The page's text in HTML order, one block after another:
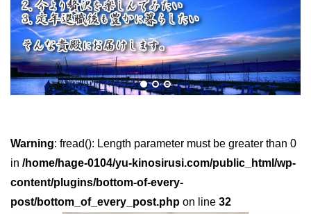
Warning: fread(): Length parameter must be greater than 0
in /home/hage-0104/yu-kinosirusi.com/public_html/wp-
content/plugins/bottom-of-every-
post/bottom_of_every_post.php on line 32